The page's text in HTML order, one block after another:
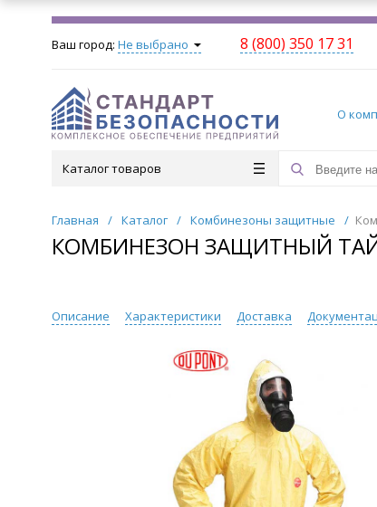
Ваш город: Не выбрано 8 (800) 350 17 31
О
Каталог товаров
Главная / Каталог / Комбинезоны защитные /
КОМБИНЕЗОН ЗАЩИТНЫЙ
Описание Характеристики Доставка